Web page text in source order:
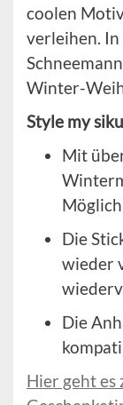
coolen
verleihen.
Winter-
Style my
Mit
Die
wieder
Die
Hier geht